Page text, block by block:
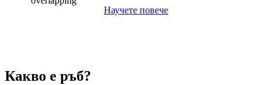
Научете повече
Какво е ръб?